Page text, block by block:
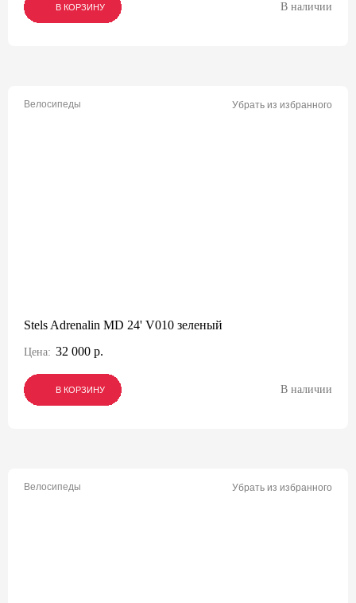
В КОРЗИНУ
В КОРЗИНУ
В КОРЗИНУ В наличии
Велосипеды Убрать из избранного
Stels Adrenalin MD 24' V010 зеленый
Цена: 32 000 р.
В КОРЗИНУ
В КОРЗИНУ
В КОРЗИНУ В наличии
Велосипеды Убрать из избранного